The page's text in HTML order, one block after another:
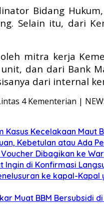
Bidang
Selain itu, dari
mitra kerja
dan dari Bank
dari internal
Kecelakaan Maut
Kebetulan atau Ada
Dibagikan ke
Ingin di Konfirmasi
ke kapal-
Muat BBM Bersubsidi